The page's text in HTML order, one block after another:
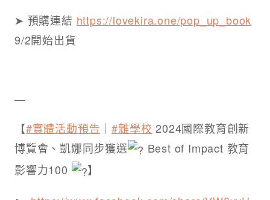
➤ 預購連結 https://lovekira.one/pop_up_book
9/2開始出貨
—
【#實體活動預告 ｜#雜學校 2024國際教育創新
博覽會、凱娜同步獲選
Best of Impact 教育
影響力100
】